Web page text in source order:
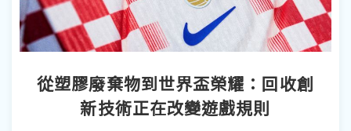
從塑膠廢棄物到世界盃榮耀：回收創
新技術正在改變遊戲規則